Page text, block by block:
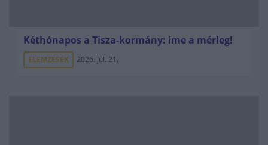
Kéthónapos a Tisza-kormány: íme a mérleg!
ELEMZÉSEK 2026. júl. 21.